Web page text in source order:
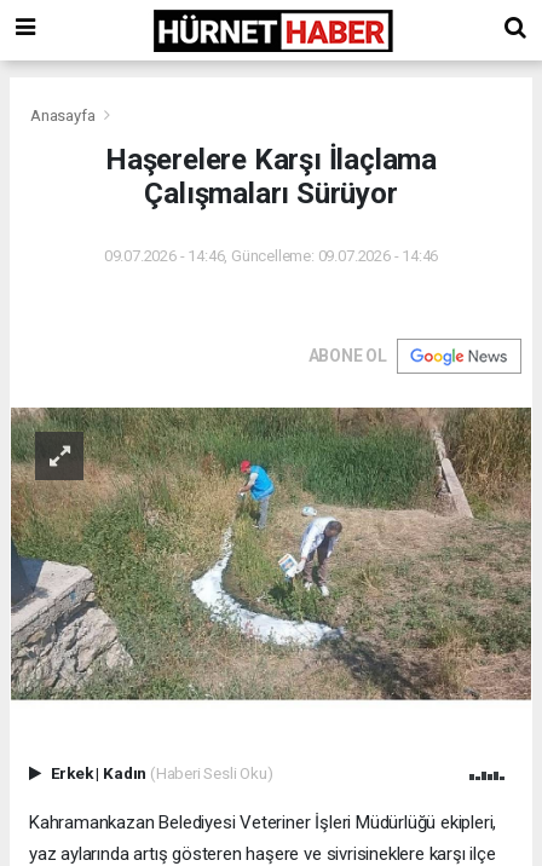
Anasayfa
Haşerelere Karşı İlaçlama
Çalışmaları Sürüyor
09.07.2026 - 14:46, Güncelleme: 09.07.2026 - 14:46
ABONE OL
Erkek| Kadın (Haberi Sesli Oku)
Kahramankazan Belediyesi Veteriner İşleri Müdürlüğü ekipleri,
yaz aylarında artış gösteren haşere ve sivrisineklere karşı ilçe